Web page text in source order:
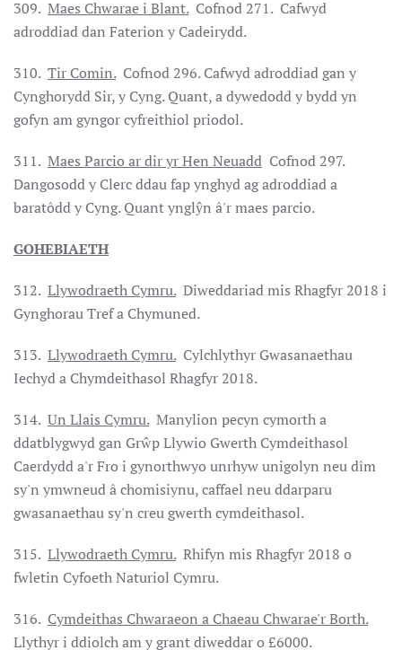
309. Maes Chwarae i Blant.Cofnod 271. Cafwyd
adroddiad dan Faterion y Cadeirydd.
310. Tir Comin.Cofnod 296. Cafwyd adroddiad gan y
Cynghorydd Sir, y Cyng. Quant, a dywedodd y bydd yn
gofyn am gyngor cyfreithiol priodol.
311. Maes Parcio ar dir yr Hen Neuadd Cofnod 297.
Dangosodd y Clerc ddau fap ynghyd ag adroddiad a
baratôdd y Cyng. Quant ynglŷn â'r maes parcio.
GOHEBIAETH
312. Llywodraeth Cymru.Diweddariad mis Rhagfyr 2018 i
Gynghorau Tref a Chymuned.
313. Llywodraeth Cymru.Cylchlythyr Gwasanaethau
Iechyd a Chymdeithasol Rhagfyr 2018.
314. Un Llais Cymru.Manylion pecyn cymorth a
ddatblygwyd gan Grŵp Llywio Gwerth Cymdeithasol
Caerdydd a'r Fro i gynorthwyo unrhyw unigolyn neu dîm
sy'n ymwneud â chomisiynu, caffael neu ddarparu
gwasanaethau sy'n creu gwerth cymdeithasol.
315. Llywodraeth Cymru.Rhifyn mis Rhagfyr 2018 o
fwletin Cyfoeth Naturiol Cymru.
316. Cymdeithas Chwaraeon a Chaeau Chwarae'r Borth.
Llythyr i ddiolch am y grant diweddar o £6000.